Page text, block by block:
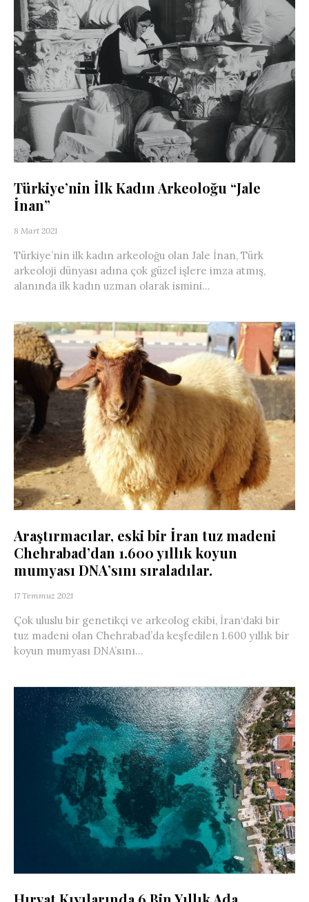
Türkiye’nin İlk Kadın Arkeoloğu “Jale
İnan”
8 Mart 2021
Türkiye’nin ilk kadın arkeoloğu olan Jale İnan, Türk
arkeoloji dünyası adına çok güzel işlere imza atmış,
alanında ilk kadın uzman olarak ismini...
Araştırmacılar, eski bir İran tuz madeni
Chehrabad’dan 1.600 yıllık koyun
mumyası DNA’sını sıraladılar.
17 Temmuz 2021
Çok uluslu bir genetikçi ve arkeolog ekibi, İran‘daki bir
tuz madeni olan Chehrabad’da keşfedilen 1.600 yıllık bir
koyun mumyası DNA’sını...